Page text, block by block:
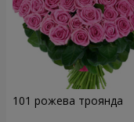
101 рожева троянда